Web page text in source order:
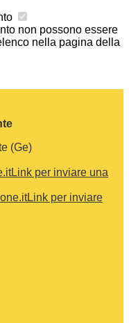
non possono essere
nella pagina della
(Ge)
Link per inviare una
Link per inviare